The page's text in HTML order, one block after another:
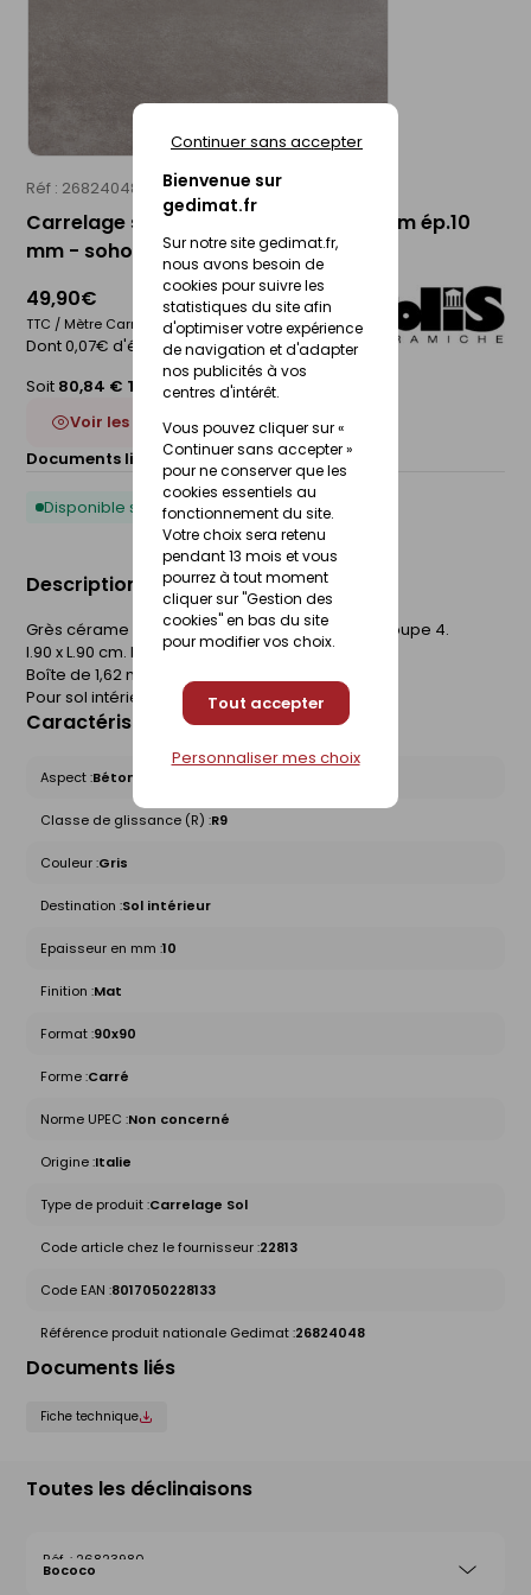
Bienvenue sur
gedimat.fr
Sur notre site gedimat.fr,
nous avons besoin de
cookies pour suivre les
statistiques du site afin
d'optimiser votre expérience
de navigation et d'adapter
nos publicités à vos
centres d'intérêt.
Vous pouvez cliquer sur «
Continuer sans accepter »
pour ne conserver que les
cookies essentiels au
fonctionnement du site.
Votre choix sera retenu
pendant 13 mois et vous
pourrez à tout moment
cliquer sur "Gestion des
cookies" en bas du site
pour modifier vos choix.
Tout accepter
Continuer sans accepter
Personnaliser mes choix
Réf : 26824048 POLIS
Carrelage sol intérieur NYC - 90 x 90 cm ép.10
mm - soho
49,90€
TTC / Mètre Carré
Dont 0,07€ d'éco-participation
Soit 80,84 € TTC/Boite
Voir les 5 déclinaisons
Documents liés :
Fiche technique
Disponible sous 10 jours
Description du produit
Grès cérame coloré dans la masse. Rectifié. Groupe 4.
l.90 x L.90 cm. Epaisseur 10 mm.
Boîte de 1,62 m².
Pour sol intérieur.
Caractéristiques du produit
Aspect :Béton
Classe de glissance (R) :R9
Couleur :Gris
Destination :Sol intérieur
Epaisseur en mm :10
Finition :Mat
Format :90x90
Forme :Carré
Norme UPEC :Non concerné
Origine :Italie
Type de produit :Carrelage Sol
Code article chez le fournisseur :22813
Code EAN :8017050228133
Référence produit nationale Gedimat :26824048
Documents liés
Fiche technique
Toutes les déclinaisons
26823980
Bococo